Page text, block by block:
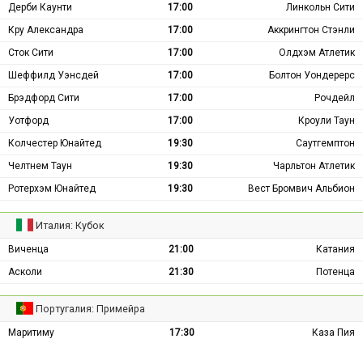
Дерби Каунти
17:00
Линкольн Сити
Кру Александра
17:00
Аккрингтон Стэнли
Сток Сити
17:00
Олдхэм Атлетик
Шеффилд Уэнсдей
17:00
Болтон Уондерерс
Брэдфорд Сити
17:00
Рочдейл
Уотфорд
17:00
Кроули Таун
Колчестер Юнайтед
19:30
Саутгемптон
Челтнем Таун
19:30
Чарльтон Атлетик
Ротерхэм Юнайтед
19:30 Вест Бромвич Альбион
Италия: Кубок
Виченца 21:00
Катания
Асколи
21:30 Потенца
Португалия: Примейра
Маритиму 17:30
Каза Пия